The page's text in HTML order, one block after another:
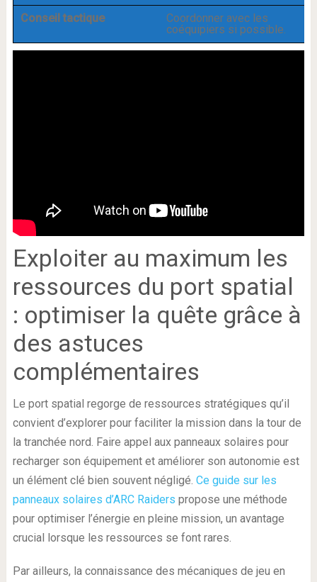
Conseil tactique
Coordonner avec les
coéquipiers si possible.
Exploiter au maximum les
ressources du port spatial
: optimiser la quête grâce à
des astuces
complémentaires
Le port spatial regorge de ressources stratégiques qu’il
convient d’explorer pour faciliter la mission dans la tour de
la tranchée nord. Faire appel aux panneaux solaires pour
recharger son équipement et améliorer son autonomie est
un élément clé bien souvent négligé. Ce guide sur les
panneaux solaires d’ARC Raiders propose une méthode
pour optimiser l’énergie en pleine mission, un avantage
crucial lorsque les ressources se font rares.
Par ailleurs, la connaissance des mécaniques de jeu en